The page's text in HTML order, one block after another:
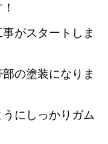
がスタートしま
の塗装になりま
にしっかりガム